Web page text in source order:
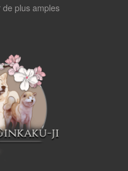
plus amples